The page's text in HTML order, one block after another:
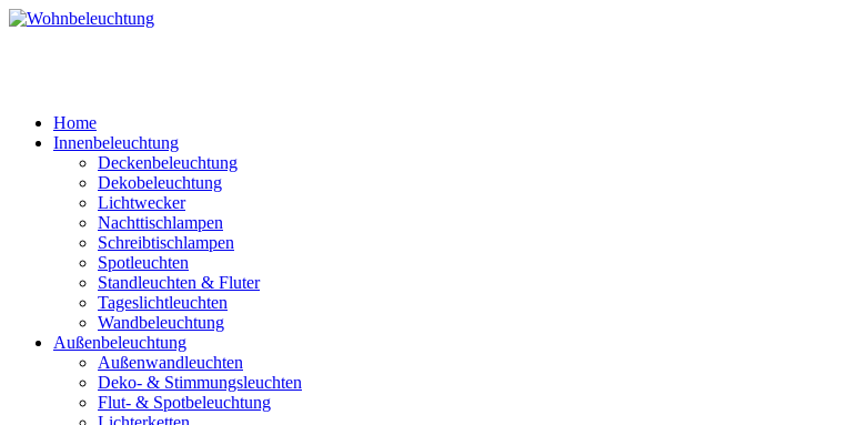
Home
Innenbeleuchtung
Deckenbeleuchtung
Dekobeleuchtung
Lichtwecker
Nachttischlampen
Schreibtischlampen
Spotleuchten
Standleuchten & Fluter
Tageslichtleuchten
Wandbeleuchtung
Außenbeleuchtung
Außenwandleuchten
Deko- & Stimmungsleuchten
Flut- & Spotbeleuchtung